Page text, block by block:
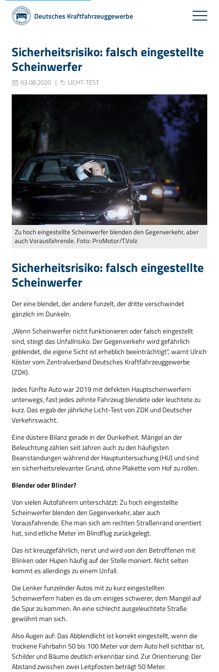
Deutsches Kraftfahrzeuggewerbe
Sicherheitsrisiko: falsch eingestellte
Scheinwerfer
03.08.2020 LICHT-TEST
Zu hoch eingestellte Scheinwerfer blenden den Gegenverkehr, aber
auch Vorausfahrende. Foto: ProMotor/T.Volz
Sicherheitsrisiko: falsch eingestellte
Scheinwerfer
Der eine blendet, der andere funzelt, der dritte verschwindet
gänzlich im Dunkeln.
„Wenn Scheinwerfer nicht funktionieren oder falsch eingestellt
sind, steigt das Unfallrisiko. Der Gegenverkehr wird gefährlich
geblendet, die eigene Sicht ist erheblich beeinträchtigt“, warnt Ulrich
Köster vom Zentralverband Deutsches Kraftfahrzeuggewerbe
(ZDK).
Jedes fünfte Auto war 2019 mit defekten Hauptscheinwerfern
unterwegs, fast jedes zehnte Fahrzeug blendete oder leuchtete zu
kurz. Das ergab der jährliche Licht-Test von ZDK und Deutscher
Verkehrswacht.
Eine düstere Bilanz gerade in der Dunkelheit. Mängel an der
Beleuchtung zählen seit Jahren auch zu den häufigsten
Beanstandungen während der Hauptuntersuchung (HU) und sind
ein sicherheitsrelevanter Grund, ohne Plakette vom Hof zu rollen.
Blender oder Blinder?
Von vielen Autofahrern unterschätzt: Zu hoch eingestellte
Scheinwerfer blenden den Gegenverkehr, aber auch
Vorausfahrende. Ehe man sich am rechten Straßenrand orientiert
hat, sind etliche Meter im Blindflug zurückgelegt.
Das ist kreuzgefährlich, nervt und wird von den Betroffenen mit
Blinken oder Hupen häufig auf der Stelle moniert. Nicht selten
kommt es allerdings zu einem Unfall.
Die Lenker funzelnder Autos mit zu kurz eingestellten
Scheinwerfern haben es da um einiges schwerer, dem Mangel auf
die Spur zu kommen. An eine schlecht ausgeleuchtete Straße
gewöhnt man sich.
Also Augen auf: Das Abblendlicht ist korrekt eingestellt, wenn die
trockene Fahrbahn 50 bis 100 Meter vor dem Auto hell sichtbar ist,
Schilder und Bäume deutlich erkennbar sind. Zur Orientierung: Der
Abstand zwischen zwei Leitpfosten beträgt 50 Meter.